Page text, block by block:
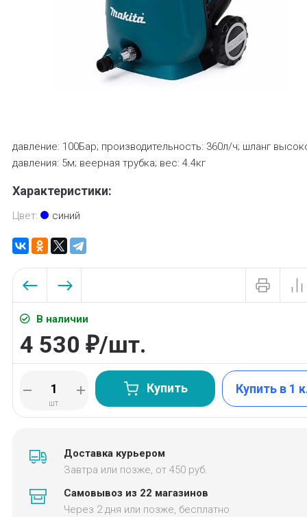
давление: 100Бар; производительность: 360л/ч; шланг
давления: 5м; веерная трубка; вес: 4.4кг
Характеристики:
Цвет: синий
В наличии
4 530 ₽/шт.
шт.
Купить Купить в 1
Доставка курьером
Завтра или позже, от 450 руб.
Самовывоз из 22 магазинов
Через 2 дня или позже, бесплатно